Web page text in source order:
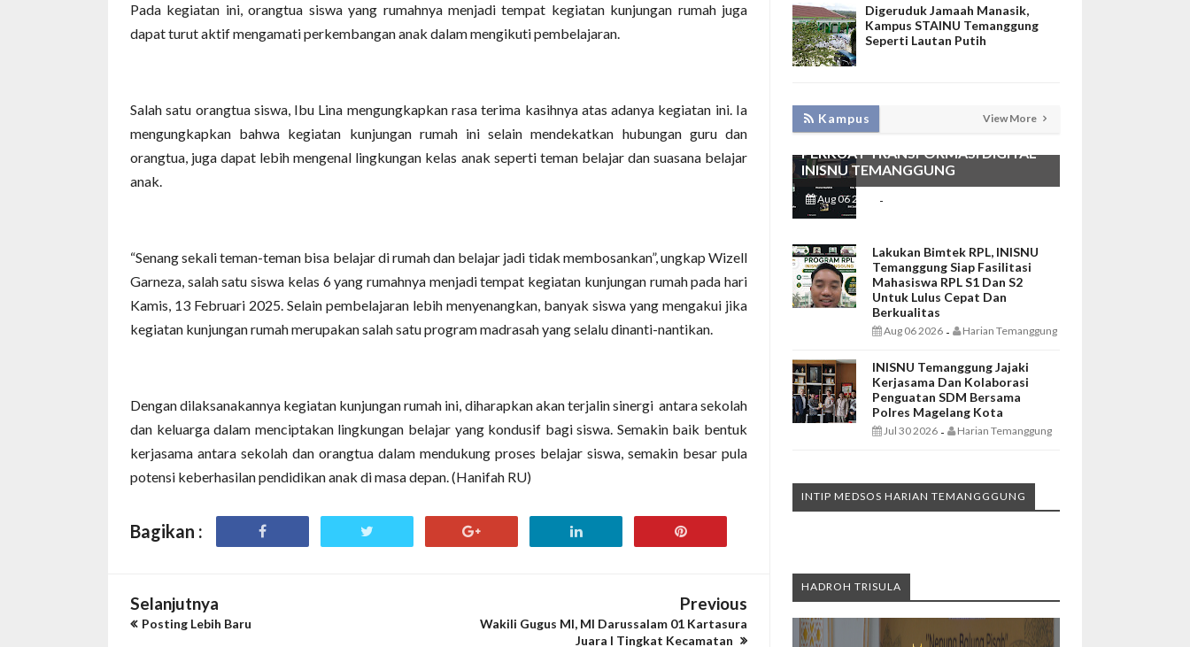
Pada kegiatan ini, orangtua siswa yang rumahnya menjadi tempat kegiatan kunjungan rumah juga
dapat turut aktif mengamati perkembangan anak dalam mengikuti pembelajaran.
Salah satu orangtua siswa, Ibu Lina mengungkapkan rasa terima kasihnya atas adanya kegiatan ini. Ia
mengungkapkan bahwa kegiatan kunjungan rumah ini selain mendekatkan hubungan guru dan
orangtua, juga dapat lebih mengenal lingkungan kelas anak seperti teman belajar dan suasana belajar
anak.
“Senang sekali teman-teman bisa belajar di rumah dan belajar jadi tidak membosankan”, ungkap Wizell
Garneza, salah satu siswa kelas 6 yang rumahnya menjadi tempat kegiatan kunjungan rumah pada hari
Kamis, 13 Februari 2025. Selain pembelajaran lebih menyenangkan, banyak siswa yang mengakui jika
kegiatan kunjungan rumah merupakan salah satu program madrasah yang selalu dinanti-nantikan.
Dengan dilaksanakannya kegiatan kunjungan rumah ini, diharapkan akan terjalin sinergi antara sekolah
dan keluarga dalam menciptakan lingkungan belajar yang kondusif bagi siswa. Semakin baik bentuk
kerjasama antara sekolah dan orangtua dalam mendukung proses belajar siswa, semakin besar pula
potensi keberhasilan pendidikan anak di masa depan. (Hanifah RU)
Bagikan :
Selanjutnya
Posting Lebih Baru
Previous
Wakili Gugus MI, MI Darussalam 01 Kartasura
Juara I Tingkat Kecamatan
Digeruduk Jamaah Manasik,
Kampus STAINU Temanggung
Seperti Lautan Putih
Kampus View More
KEMBANGKAN SIM LAYANAN,
HADIRKAN TIM SEVIMA UNTUK
PERKUAT TRANSFORMASI DIGITAL
INISNU TEMANGGUNG
Aug 06 2026 -
Lakukan Bimtek RPL, INISNU
Temanggung Siap Fasilitasi
Mahasiswa RPL S1 Dan S2
Untuk Lulus Cepat Dan
Berkualitas
Aug 06 2026 - Harian Temanggung
INISNU Temanggung Jajaki
Kerjasama Dan Kolaborasi
Penguatan SDM Bersama
Polres Magelang Kota
Jul 30 2026 - Harian Temanggung
INTIP MEDSOS HARIAN TEMANGGGUNG
HADROH TRISULA